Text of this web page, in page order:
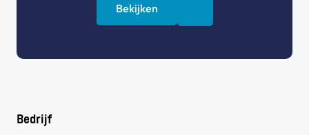
Bekijken
Bedrijf